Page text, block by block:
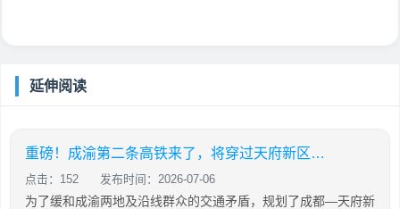
延伸阅读
重磅！成渝第二条高铁来了，将穿过天府新区…
点击：152 发布时间：2026-07-06
为了缓和成渝两地及沿线群众的交通矛盾，规划了成都—天府新